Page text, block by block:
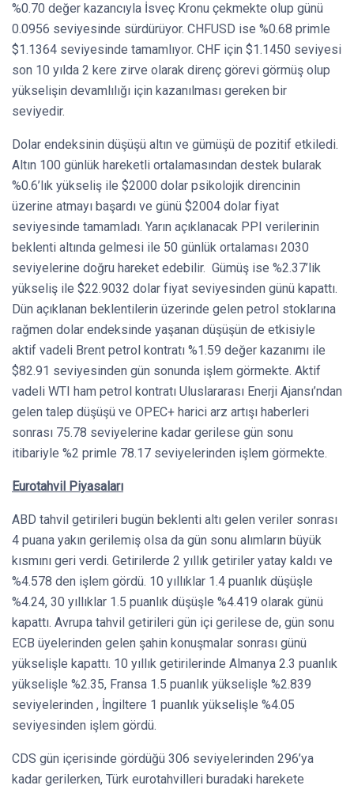
%0.70 değer kazancıyla İsveç Kronu çekmekte olup günü
0.0956 seviyesinde sürdürüyor. CHFUSD ise %0.68 primle
$1.1364 seviyesinde tamamlıyor. CHF için $1.1450 seviyesi
son 10 yılda 2 kere zirve olarak direnç görevi görmüş olup
yükselişin devamlılığı için kazanılması gereken bir
seviyedir.
Dolar endeksinin düşüşü altın ve gümüşü de pozitif etkiledi.
Altın 100 günlük hareketli ortalamasından destek bularak
%0.6’lık yükseliş ile $2000 dolar psikolojik direncinin
üzerine atmayı başardı ve günü $2004 dolar fiyat
seviyesinde tamamladı. Yarın açıklanacak PPI verilerinin
beklenti altında gelmesi ile 50 günlük ortalaması 2030
seviyelerine doğru hareket edebilir. Gümüş ise %2.37’lik
yükseliş ile $22.9032 dolar fiyat seviyesinden günü kapattı.
Dün açıklanan beklentilerin üzerinde gelen petrol stoklarına
rağmen dolar endeksinde yaşanan düşüşün de etkisiyle
aktif vadeli Brent petrol kontratı %1.59 değer kazanımı ile
$82.91 seviyesinden gün sonunda işlem görmekte. Aktif
vadeli WTI ham petrol kontratı Uluslararası Enerji Ajansı’ndan
gelen talep düşüşü ve OPEC+ harici arz artışı haberleri
sonrası 75.78 seviyelerine kadar gerilese gün sonu
itibariyle %2 primle 78.17 seviyelerinden işlem görmekte.
Eurotahvil Piyasaları
ABD tahvil getirileri bugün beklenti altı gelen veriler sonrası
4 puana yakın gerilemiş olsa da gün sonu alımların büyük
kısmını geri verdi. Getirilerde 2 yıllık getiriler yatay kaldı ve
%4.578 den işlem gördü. 10 yıllıklar 1.4 puanlık düşüşle
%4.24, 30 yıllıklar 1.5 puanlık düşüşle %4.419 olarak günü
kapattı. Avrupa tahvil getirileri gün içi gerilese de, gün sonu
ECB üyelerinden gelen şahin konuşmalar sonrası günü
yükselişle kapattı. 10 yıllık getirilerinde Almanya 2.3 puanlık
yükselişle %2.35, Fransa 1.5 puanlık yükselişle %2.839
seviyelerinden , İngiltere 1 puanlık yükselişle %4.05
seviyesinden işlem gördü.
CDS gün içerisinde gördüğü 306 seviyelerinden 296’ya
kadar gerilerken, Türk eurotahvilleri buradaki harekete